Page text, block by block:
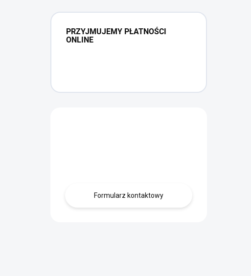
PRZYJMUJEMY PŁATNOŚCI
ONLINE
Formularz kontaktowy